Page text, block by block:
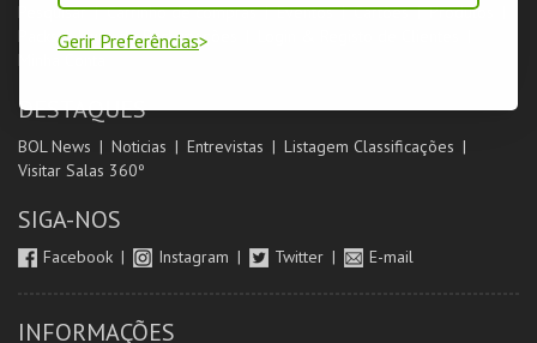
Gerir Preferências
Pesquisar Carrinho de compras Eventos Cartões
Produtos
Packs
Livro de Reclamações
Minha Conta
DESTAQUES
BOL News Noticias Entrevistas
Listagem Classificações
Visitar Salas 360º
SIGA-NOS
Facebook Instagram Twitter E-mail
INFORMAÇÕES